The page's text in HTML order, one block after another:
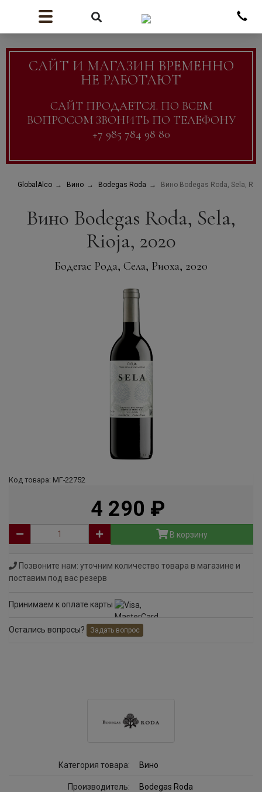
САЙТ И МАГАЗИН ВРЕМЕННО
НЕ РАБОТАЮТ
САЙТ ПРОДАЕТСЯ. ПО ВСЕМ
ВОПРОСОМ ЗВОНИТЬ ПО ТЕЛЕФОНУ
+7 985 784 98 80
GlobalAlco Вино Bodegas Roda Вино Bodegas Roda, Sela,
Вино Bodegas Roda, Sela,
Rioja, 2020
Бодегас Рода, Села, Риоха, 2020
Код товара: МГ-22752
4 290
В корзину
Позвоните нам: уточним количество товара в магазине и
поставим под вас резерв
Принимаем к оплате карты
Остались вопросы? Задать вопрос
Категория товара: Вино
Производитель: Bodegas Roda